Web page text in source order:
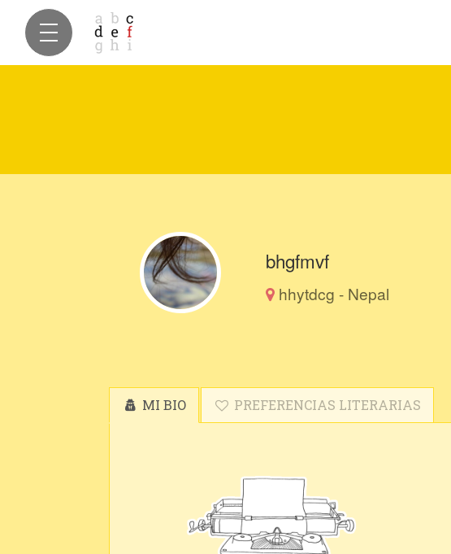
bhgfmvf
hhytdcg - Nepal
MI BIO PREFERENCIAS LITERARIAS